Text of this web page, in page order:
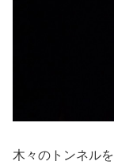
木々のトンネル